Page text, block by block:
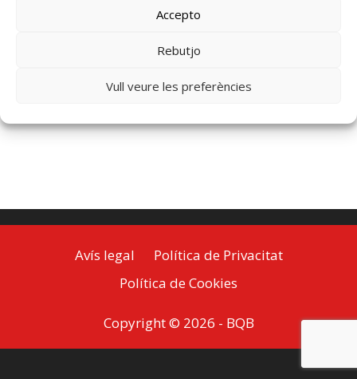
Accepto
Rebutjo
Vull veure les preferències
Dirección de correo electrónico
Avís legal
Política de Privacitat
Política de Cookies
Copyright © 2026 - BQB